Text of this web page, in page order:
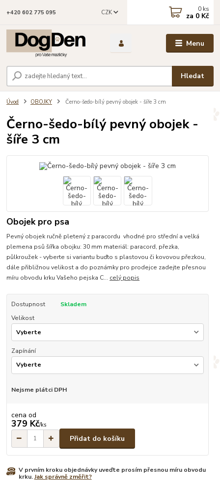
Menu
CZK
Hledat
+420 602 775 095 0 ks
za 0 Kč
Úvod OBOJKY Černo-šedo-bílý pevný obojek - šíře 3 cm
Černo-šedo-bílý pevný obojek -
šíře 3 cm
Obojek pro psa
Pevný obojek ručně pletený z paracordu vhodné pro střední a velká
plemena psů šířka obojku: 30 mm materiál: paracord, přezka,
půlkroužek - vyberte si variantu buďto s plastovou či kovovou přezkou,
dále přibližnou velikost a do poznámky pro prodejce zadejte přesnou
míru obvodu krku Vašeho pejska C... celý popis
Dostupnost
Skladem
Velikost
Zapínání
Nejsme plátci DPH
cena od
379 Kč/ks
Přidat do košíku
V prvním kroku objednávky uveďte prosím přesnou míru obvodu
krku.Jak správně změřit?